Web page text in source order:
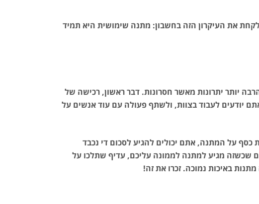
את העיקרון הזה בחשבון: מתנה שימושית היא תמיד
יותר יתרונות מאשר חסרונות. דבר ראשון, רכישה של
יודעים לעבוד בצוות, ולשתף פעולה עם עוד אנשים על
על המתנה, אתם יכולים להגיע לסכום די נכבד
מגיע למתנה לממונה עליכם, עדיף שתלכו על
באיכות נמוכה. זכרו את זה!